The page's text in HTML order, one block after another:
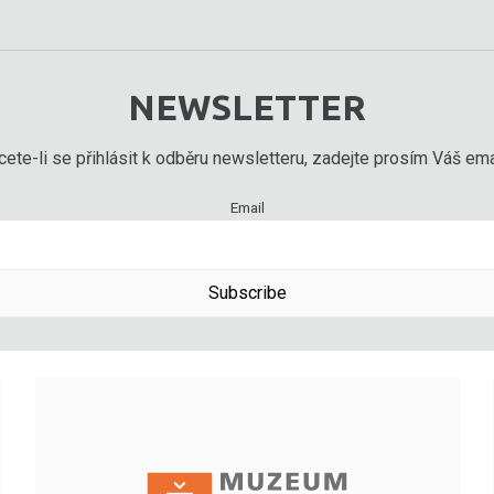
NEWSLETTER
li se přihlásit k odběru newsletteru, zadejte prosím Váš
Email
Subscribe